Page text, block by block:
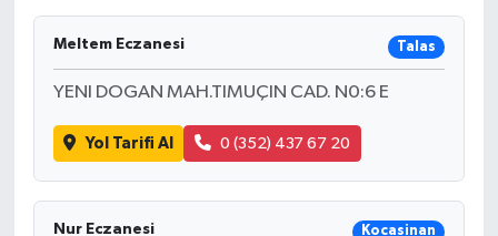
Meltem Eczanesi Talas
YENI DOGAN MAH.TIMUÇIN CAD. N0:6 E
Yol Tarifi Al 0 (352) 437 67 20
Nur Eczanesi Kocasinan